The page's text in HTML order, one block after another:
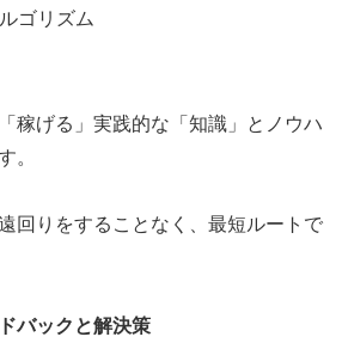
ゴリズム
稼げる」実践的な「知識」とノウハ
。
回りをすることなく、最短ルートで
バックと解決策